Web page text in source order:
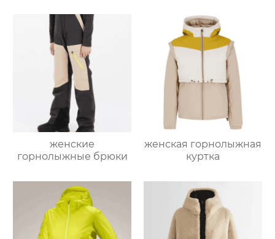
женские
горнолыжные брюки
женская горнолыжная
куртка